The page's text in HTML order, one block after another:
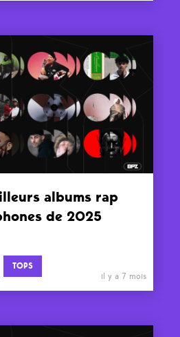
albums rap
de 2025
TOPS
il y a 7 mois